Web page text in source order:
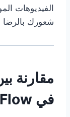
الفيديوهات
شعورك بالرضا
مقارنة
في Google Flow